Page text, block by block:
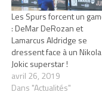
Les Spurs forcent un
: DeMar DeRozan et
Lamarcus Aldridge se
dressent face à un Nikola
Jokic superstar !
avril 26, 2019
Dans "Actualités"